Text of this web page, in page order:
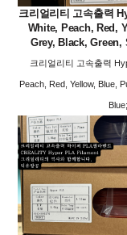
크리얼리티 고속출력
White, Peach, Red,
Grey, Black,
크리얼리티 고속출력
Peach, Red, Yellow, Blue,